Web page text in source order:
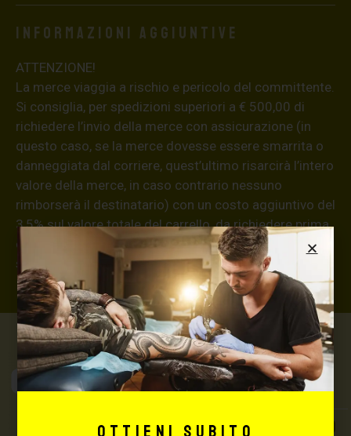
Informazioni aggiuntive
ATTENZIONE!
La merce viaggia a rischio e pericolo del committente.
Si consiglia, per spedizioni superiori a € 500,00 di
richiedere l’invio della merce con assicurazione (in
questo caso, se la merce dovesse essere smarrita o
danneggiata dal corriere, quest’ultimo risarcirà l’intero
valore della merce, in caso contrario nessuno
rimborserà il destinatario) con un costo aggiuntivo del
3,5% sul valore totale del carrello, da richiedere prima
di concludere il pagamento al seguente indirizzo:
shop@maxsignorello.it.
Max Signorello
Tattoo Supply
TUTTO PER IL TUO